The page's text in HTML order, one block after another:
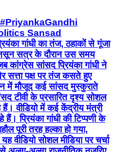
Sansad
गांधी का तंज, ठहाकों से गूंजा
सत्र के दौरान उस समय
कांग्रेस सांसद प्रियंका गांधी ने
सत्ता पक्ष पर तंज कसते हुए
में मौजूद कई सांसद मुस्कुराते
टीवी के प्रसारित दृश्य सोशल
हैं। वीडियो में कई केंद्रीय मंत्री
प्रियंका गांधी की टिप्पणी के
पूरी तरह हल्का हो गया,
वीडियो सोशल मीडिया पर चर्चा